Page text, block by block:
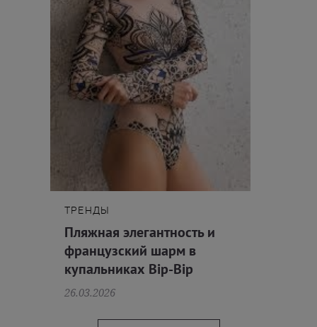
ТРЕНДЫ
Пляжная элегантность и
французский шарм в
купальниках Bip-Bip
26.03.2026